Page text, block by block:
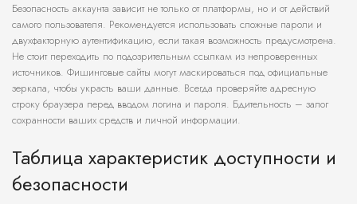
Безопасность аккаунта зависит не только от платформы, но и от действий
самого пользователя. Рекомендуется использовать сложные пароли и
двухфакторную аутентификацию, если такая возможность предусмотрена.
Не стоит переходить по подозрительным ссылкам из непроверенных
источников. Фишинговые сайты могут маскироваться под официальные
зеркала, чтобы украсть ваши данные. Всегда проверяйте адресную
строку браузера перед вводом логина и пароля. Бдительность – залог
сохранности ваших средств и личной информации.
Таблица характеристик доступности и
безопасности